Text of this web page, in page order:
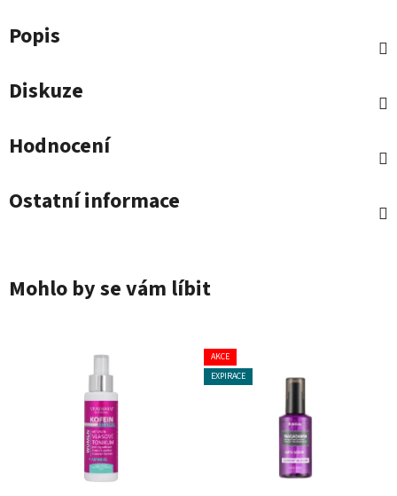
Popis
Diskuze
Hodnocení
Ostatní informace
Mohlo by se vám líbit
AKCE
EXPIRACE